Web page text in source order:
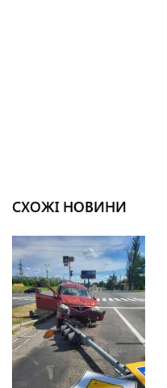
СХОЖІ НОВИНИ